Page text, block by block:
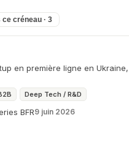
créneau · 3
en première ligne en
Deep Tech / R&D
BFR9 juin 2026